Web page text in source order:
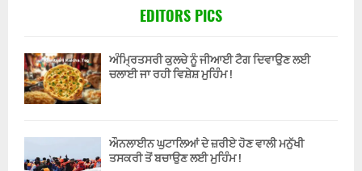
EDITORS PICS
ਅੰਮ੍ਰਿਤਸਰੀ ਕੁਲਚੇ ਨੂੰ ਜੀਆਈ ਟੈਗ ਦਿਵਾਉਣ ਲਈ
ਚਲਾਈ ਜਾ ਰਹੀ ਵਿਸ਼ੇਸ਼ ਮੁਹਿੰਮ !
ਔਨਲਾਈਨ ਘੁਟਾਲਿਆਂ ਦੇ ਜ਼ਰੀਏ ਹੋਣ ਵਾਲੀ ਮਨੁੱਖੀ
ਤਸਕਰੀ ਤੋਂ ਬਚਾਉਣ ਲਈ ਮੁਹਿੰਮ !